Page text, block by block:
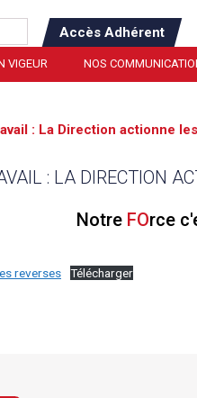
Accès Adhérent
VIGEUR NOS
: La Direction actionne
: LA DIRECTION
Notre FOrce
reverses Télécharger